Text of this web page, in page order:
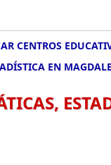
CENTROS
EN